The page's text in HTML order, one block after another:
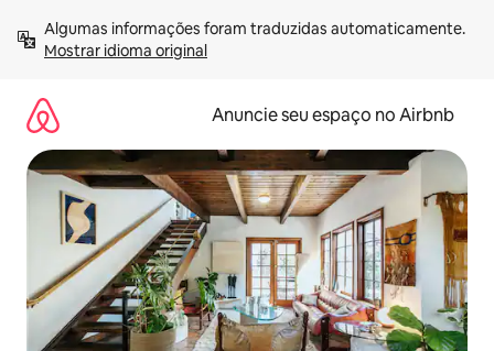
para
Mostrar idioma original
Anuncie seu espaço no Airbnb